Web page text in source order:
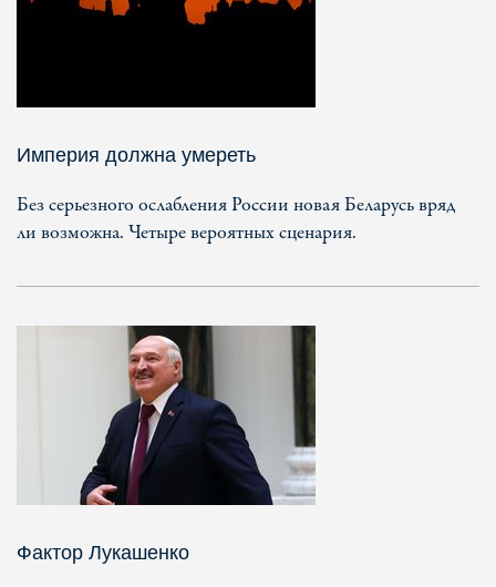
Империя должна умереть
Без серьезного ослабления России новая Беларусь вряд
ли возможна. Четыре вероятных сценария.
Фактор Лукашенко